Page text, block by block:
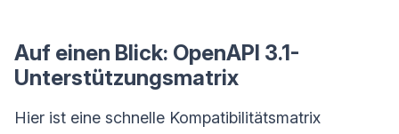
Auf einen Blick: OpenAPI 3.1-
Unterstützungsmatrix
Hier ist eine schnelle Kompatibilitätsmatrix